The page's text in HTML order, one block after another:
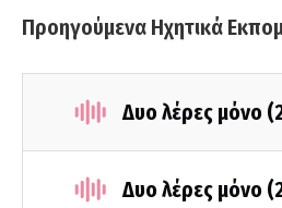
Προηγούμενα Ηχητικά
Δυο λέρες μόνο
Δυο λέρες μόνο